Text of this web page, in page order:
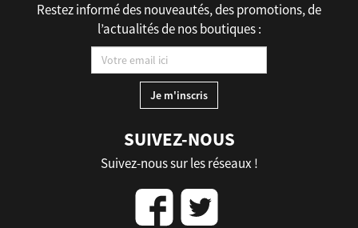
Restez informé des nouveautés, des promotions, de
l’actualités de nos boutiques :
SUIVEZ-NOUS
Suivez-nous sur les réseaux !